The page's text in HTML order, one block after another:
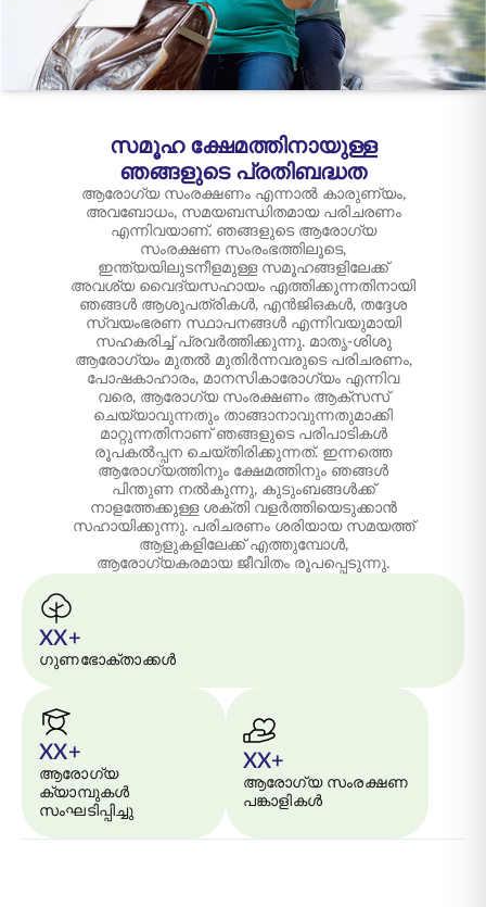
ENGLISH
ഓൺലൈനായി
പ്രീമിയം അടയ്ക്കുക
1800 267 9090
സമൂഹ ക്ഷേമത്തിനായുള്ള
ഞങ്ങളുടെ പ്രതിബദ്ധത
ആരോഗ്യ സംരക്ഷണം എന്നാൽ കാരുണ്യം,
അവബോധം, സമയബന്ധിതമായ പരിചരണം
എന്നിവയാണ്. ഞങ്ങളുടെ ആരോഗ്യ
സംരക്ഷണ സംരംഭത്തിലൂടെ,
ഇന്ത്യയിലുടനീളമുള്ള സമൂഹങ്ങളിലേക്ക്
അവശ്യ വൈദ്യസഹായം എത്തിക്കുന്നതിനായി
ഞങ്ങൾ ആശുപത്രികൾ, എൻ‌ജി‌ഒകൾ, തദ്ദേശ
സ്വയംഭരണ സ്ഥാപനങ്ങൾ എന്നിവയുമായി
സഹകരിച്ച് പ്രവർത്തിക്കുന്നു. മാതൃ-ശിശു
ആരോഗ്യം മുതൽ മുതിർന്നവരുടെ പരിചരണം,
പോഷകാഹാരം, മാനസികാരോഗ്യം എന്നിവ
വരെ, ആരോഗ്യ സംരക്ഷണം ആക്‌സസ്
ചെയ്യാവുന്നതും താങ്ങാനാവുന്നതുമാക്കി
മാറ്റുന്നതിനാണ് ഞങ്ങളുടെ പരിപാടികൾ
രൂപകൽപ്പന ചെയ്തിരിക്കുന്നത്. ഇന്നത്തെ
ആരോഗ്യത്തിനും ക്ഷേമത്തിനും ഞങ്ങൾ
പിന്തുണ നൽകുന്നു, കുടുംബങ്ങൾക്ക്
നാളത്തേക്കുള്ള ശക്തി വളർത്തിയെടുക്കാൻ
സഹായിക്കുന്നു. പരിചരണം ശരിയായ സമയത്ത്
ആളുകളിലേക്ക് എത്തുമ്പോൾ,
ആരോഗ്യകരമായ ജീവിതം രൂപപ്പെടുന്നു.
XX+
ഗുണഭോക്താക്കൾ
XX+
ആരോഗ്യ
ക്യാമ്പുകൾ
സംഘടിപ്പിച്ചു
XX+
ആരോഗ്യ സംരക്ഷണ
പങ്കാളികൾ